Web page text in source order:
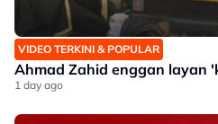
VIDEO TERKINI & POPULAR
Ahmad Zahid enggan layan
1 day ago